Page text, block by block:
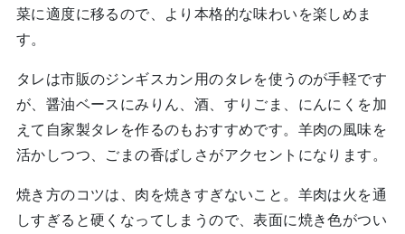
菜に適度に移るので、より本格的な味わいを楽しめま
す。
タレは市販のジンギスカン用のタレを使うのが手軽です
が、醤油ベースにみりん、酒、すりごま、にんにくを加
えて自家製タレを作るのもおすすめです。羊肉の風味を
活かしつつ、ごまの香ばしさがアクセントになります。
焼き方のコツは、肉を焼きすぎないこと。羊肉は火を通
しすぎると硬くなってしまうので、表面に焼き色がつい